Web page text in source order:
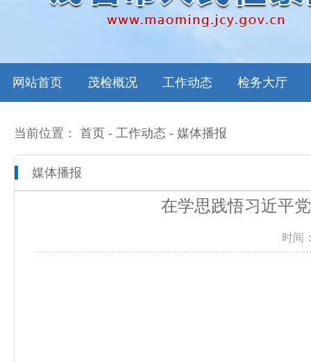
网站首页 茂检概况
本院领导
工作动态
图片新闻
通知公告
检务大厅
预决算公开
当前位置： 首页 - 工作动态 - 媒体播报
媒体播报
在学思践悟习近平
时间